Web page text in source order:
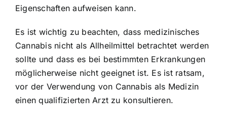
Eigenschaften aufweisen kann.
Es ist wichtig zu beachten, dass medizinisches
Cannabis nicht als Allheilmittel betrachtet werden
sollte und dass es bei bestimmten Erkrankungen
möglicherweise nicht geeignet ist. Es ist ratsam,
vor der Verwendung von Cannabis als Medizin
einen qualifizierten Arzt zu konsultieren.